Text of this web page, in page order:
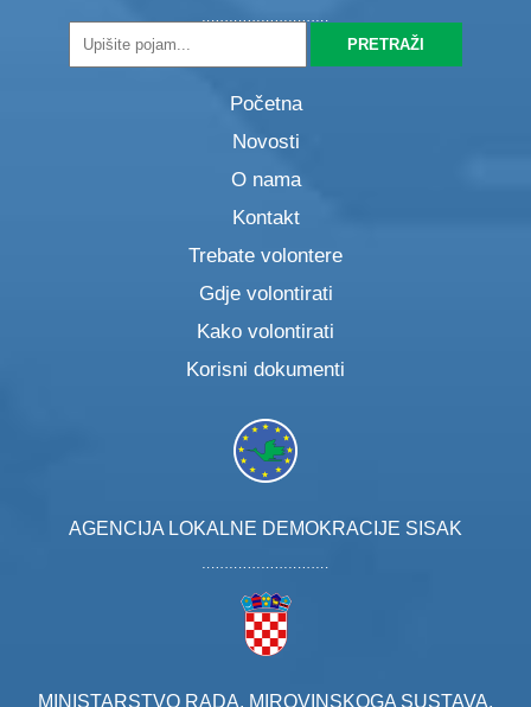
Početna
Novosti
O nama
Kontakt
Trebate volontere
Gdje volontirati
Kako volontirati
Korisni dokumenti
AGENCIJA LOKALNE DEMOKRACIJE SISAK
MINISTARSTVO RADA, MIROVINSKOGA SUSTAVA,